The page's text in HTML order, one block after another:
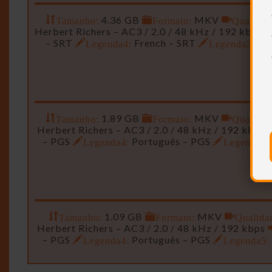
Tamanho: 4.36 GB Formato: MKV
Herbert Richers – AC3 / 2.0 / 48 kHz / 192 kbps
– SRT
Legenda4: French – SRT Legenda5:
Tamanho: 1.89 GB Formato: MKV
Herbert Richers – AC3 / 2.0 / 48 kHz / 192 kbps
– PGS
Legenda4: Português – PGS Legenda5:
Tamanho: 1.09 GB Formato: MKV
Herbert Richers – AC3 / 2.0 / 48 kHz / 192 kbps
– PGS
Legenda4: Português – PGS Legenda5: